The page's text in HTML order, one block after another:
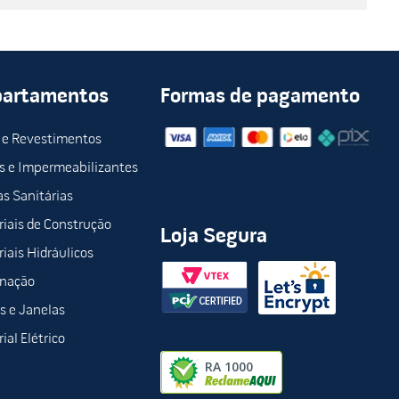
e Revestimentos
e Impermeabilizantes
Sanitárias
de Construção
Hidráulicos
e Janelas
Elétrico
Formas de pagamento
Loja Segura